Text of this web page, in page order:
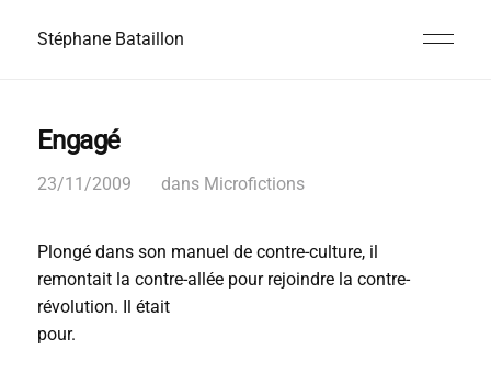
Stéphane Bataillon
Engagé
23/11/2009 dans Microfictions
Plongé dans son manuel de contre-culture, il
remontait la contre-allée pour rejoindre la contre-
révolution. Il était
pour.